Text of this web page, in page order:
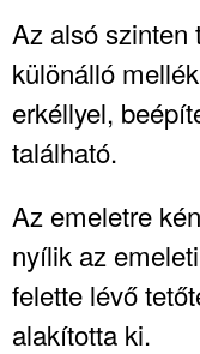
Az alsó szinten
különálló
erkéllyel,
található.
Az emeletre
nyílik az
felette lévő
alakította ki.